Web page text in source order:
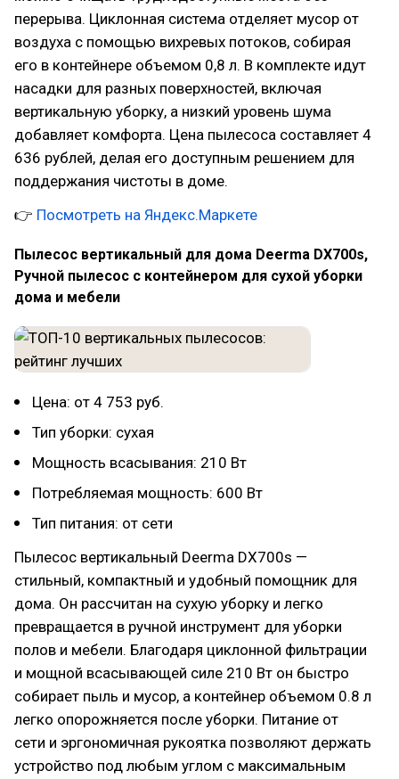
перерыва. Циклонная система отделяет мусор от
воздуха с помощью вихревых потоков, собирая
его в контейнере объемом 0,8 л. В комплекте идут
насадки для разных поверхностей, включая
вертикальную уборку, а низкий уровень шума
добавляет комфорта. Цена пылесоса составляет 4
636 рублей, делая его доступным решением для
поддержания чистоты в доме.
👉 Посмотреть на Яндекс.Маркете
Пылесос вертикальный для дома Deerma DX700s,
Ручной пылесос с контейнером для сухой уборки
дома и мебели
Цена: от 4 753 руб.
Тип уборки: сухая
Мощность всасывания: 210 Вт
Потребляемая мощность: 600 Вт
Тип питания: от сети
Пылесос вертикальный Deerma DX700s —
стильный, компактный и удобный помощник для
дома. Он рассчитан на сухую уборку и легко
превращается в ручной инструмент для уборки
полов и мебели. Благодаря циклонной фильтрации
и мощной всасывающей силе 210 Вт он быстро
собирает пыль и мусор, а контейнер объемом 0.8 л
легко опорожняется после уборки. Питание от
сети и эргономичная рукоятка позволяют держать
устройство под любым углом с максимальным